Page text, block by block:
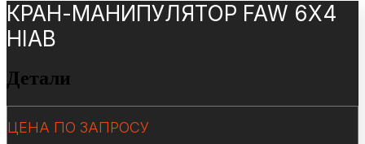
КРАН-МАНИПУЛЯТОР FAW 6Х4
HIAB
Детали
ЦЕНА ПО ЗАПРОСУ